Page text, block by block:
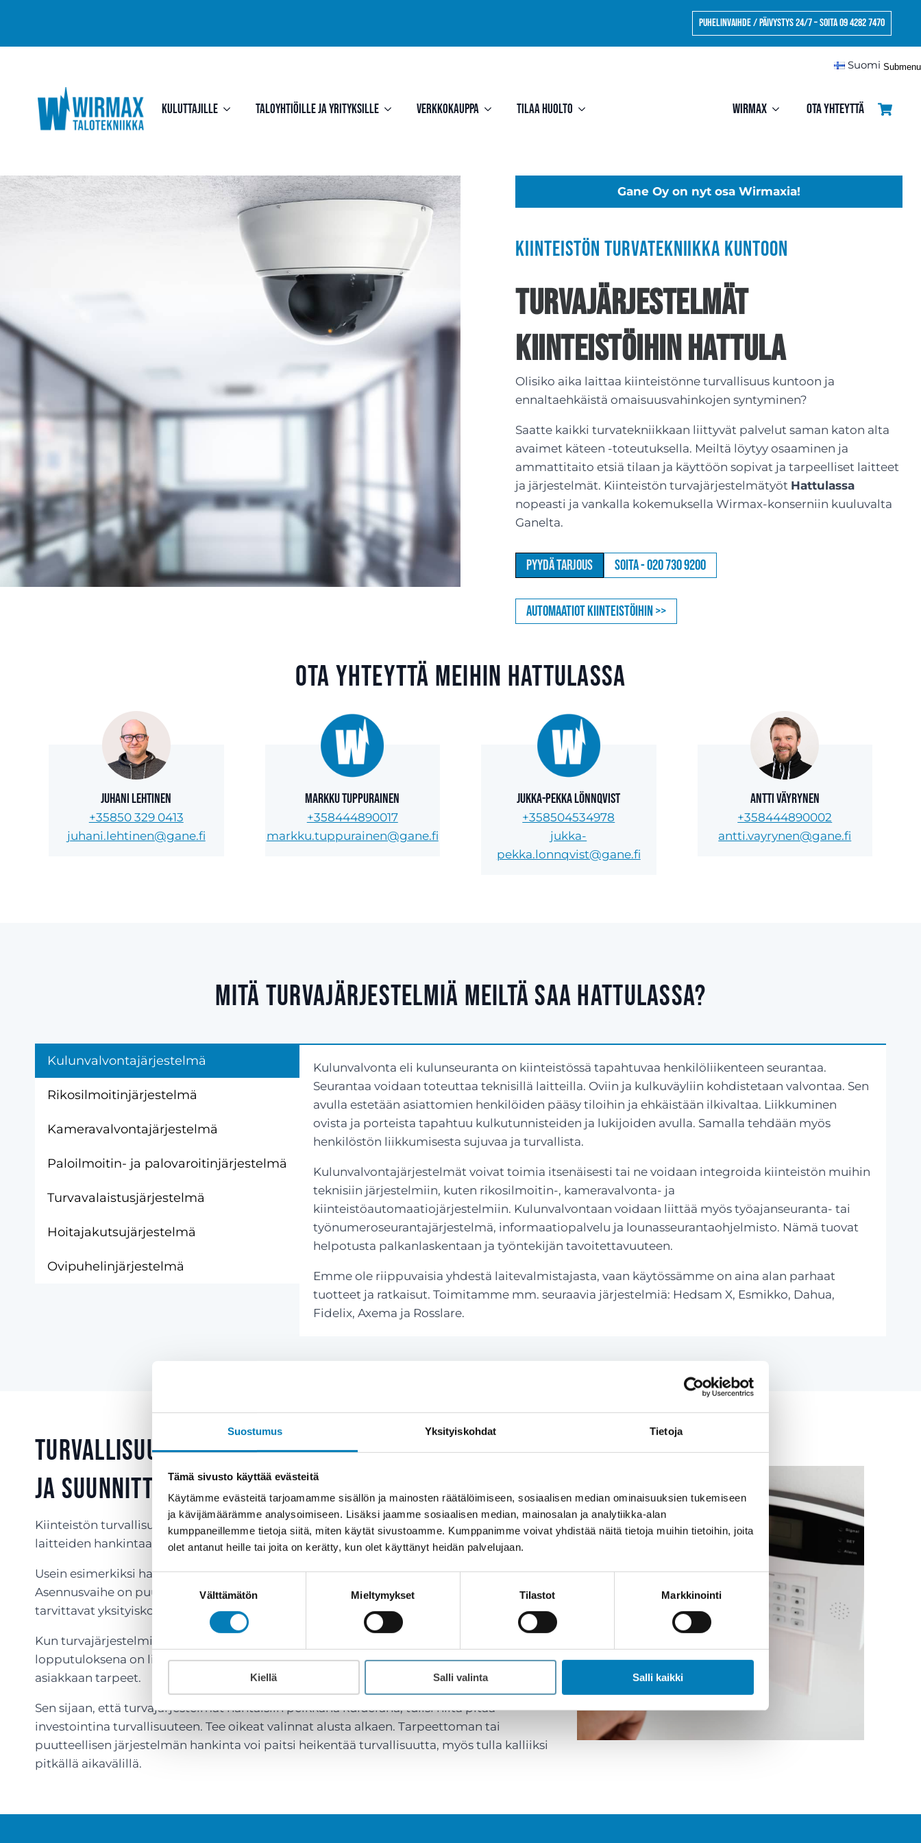
Suostumus Yksityiskohdat Tietoja
Tämä sivusto käyttää evästeitä
Käytämme evästeitä tarjoamamme sisällön ja mainosten räätälöimiseen, sosiaalisen median ominaisuuksien tukemiseen
ja kävijämäärämme analysoimiseen. Lisäksi jaamme sosiaalisen median, mainosalan ja analytiikka-alan
kumppaneillemme tietoja siitä, miten käytät sivustoamme. Kumppanimme voivat yhdistää näitä tietoja muihin tietoihin, joita
olet antanut heille tai joita on kerätty, kun olet käyttänyt heidän palvelujaan.
Suostumuksen
valinta
Välttämätön Mieltymykset Tilastot Markkinointi
Kiellä Salli valinta Salli kaikki
Puhelinvaihde / Päivystys 24/7 – Soita 09 4282 7470
Suomi
Kuluttajille Taloyhtiöille ja yrityksille Verkkokauppa Tilaa huolto Wirmax Ota yhteyttä
Gane Oy on nyt osa Wirmaxia!
Kiinteistön turvatekniikka kuntoon
Turvajärjestelmät
kiinteistöihin Hattula
Olisiko aika laittaa kiinteistönne turvallisuus kuntoon ja
ennaltaehkäistä omaisuusvahinkojen syntyminen?
Saatte kaikki turvatekniikkaan liittyvät palvelut saman katon alta
avaimet käteen -toteutuksella. Meiltä löytyy osaaminen ja
ammattitaito etsiä tilaan ja käyttöön sopivat ja tarpeelliset laitteet
ja järjestelmät. Kiinteistön turvajärjestelmätyöt Hattulassa
nopeasti ja vankalla kokemuksella Wirmax-konserniin kuuluvalta
Ganelta.
Pyydä tarjous Soita - 020 730 9200
Automaatiot kiinteistöihin >>
Ota yhteyttä meihin Hattulassa
Juhani Lehtinen
+35850 329 0413
juhani.lehtinen@gane.fi
Markku Tuppurainen
+358444890017
markku.tuppurainen@gane.fi
Jukka-Pekka Lönnqvist
+358504534978
jukka-
pekka.lonnqvist@gane.fi
Antti Väyrynen
+358444890002
antti.vayrynen@gane.fi
Mitä turvajärjestelmiä meiltä saa Hattulassa?
Kulunvalvontajärjestelmä
Rikosilmoitinjärjestelmä
Kameravalvontajärjestelmä
Paloilmoitin- ja palovaroitinjärjestelmä
Turvavalaistusjärjestelmä
Hoitajakutsujärjestelmä
Ovipuhelinjärjestelmä
Kulunvalvonta eli kulunseuranta on kiinteistössä tapahtuvaa henkilöliikenteen seurantaa.
Seurantaa voidaan toteuttaa teknisillä laitteilla. Oviin ja kulkuväyliin kohdistetaan valvontaa. Sen
avulla estetään asiattomien henkilöiden pääsy tiloihin ja ehkäistään ilkivaltaa. Liikkuminen
ovista ja porteista tapahtuu kulkutunnisteiden ja lukijoiden avulla. Samalla tehdään myös
henkilöstön liikkumisesta sujuvaa ja turvallista.
Kulunvalvontajärjestelmät voivat toimia itsenäisesti tai ne voidaan integroida kiinteistön muihin
teknisiin järjestelmiin, kuten rikosilmoitin-, kameravalvonta- ja
kiinteistöautomaatiojärjestelmiin. Kulunvalvontaan voidaan liittää myös työajanseuranta- tai
työnumeroseurantajärjestelmä, informaatiopalvelu ja lounasseurantaohjelmisto. Nämä tuovat
helpotusta palkanlaskentaan ja työntekijän tavoitettavuuteen.
Emme ole riippuvaisia yhdestä laitevalmistajasta, vaan käytössämme on aina alan parhaat
tuotteet ja ratkaisut. Toimitamme mm. seuraavia järjestelmiä: Hedsam X, Esmikko, Dahua,
Fidelix, Axema ja Rosslare.
Turvallisuus vaatii kokonaisvaltaista ymmärrystä
ja suunnittelua
Kiinteistön turvallisuuden takaaminen vaatii kokonaisvaltaista suunnittelua, ei pelkkää
laitteiden hankintaa sieltä sun täältä.
Usein esimerkiksi hankitaan kamerat kiinteistöön ilman ymmärrystä kokonaistarpeesta.
Asennusvaihe on puutteellinen, jolloin kuvataan väärää kohtaa tai kuvasta ei erotu
tarvittavat yksityiskohdat. Pelkkä kamera ei ole automaattisesti turvallisuuden tae.
Kun turvajärjestelmiä ei suunnittele ja toteuta turvallisuusalan ammattilainen,
lopputuloksena on liian usein pelkkä rahan tuhlaus. Ammattilainen osaa kysyä ja kartoittaa
asiakkaan tarpeet.
Sen sijaan, että turvajärjestelmät nähtäisiin pelkkänä kulueränä, tulisi niitä pitää
investointina turvallisuuteen. Tee oikeat valinnat alusta alkaen. Tarpeettoman tai
puutteellisen järjestelmän hankinta voi paitsi heikentää turvallisuutta, myös tulla kalliiksi
pitkällä aikavälillä.